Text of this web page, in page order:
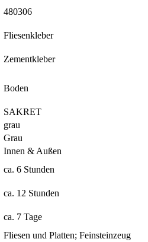
480306
Fliesenkleber
Zementkleber
Boden
SAKRET
grau
Grau
Innen & Außen
ca. 6 Stunden
ca. 12 Stunden
ca. 7 Tage
Fliesen und Platten; Feinsteinzeug